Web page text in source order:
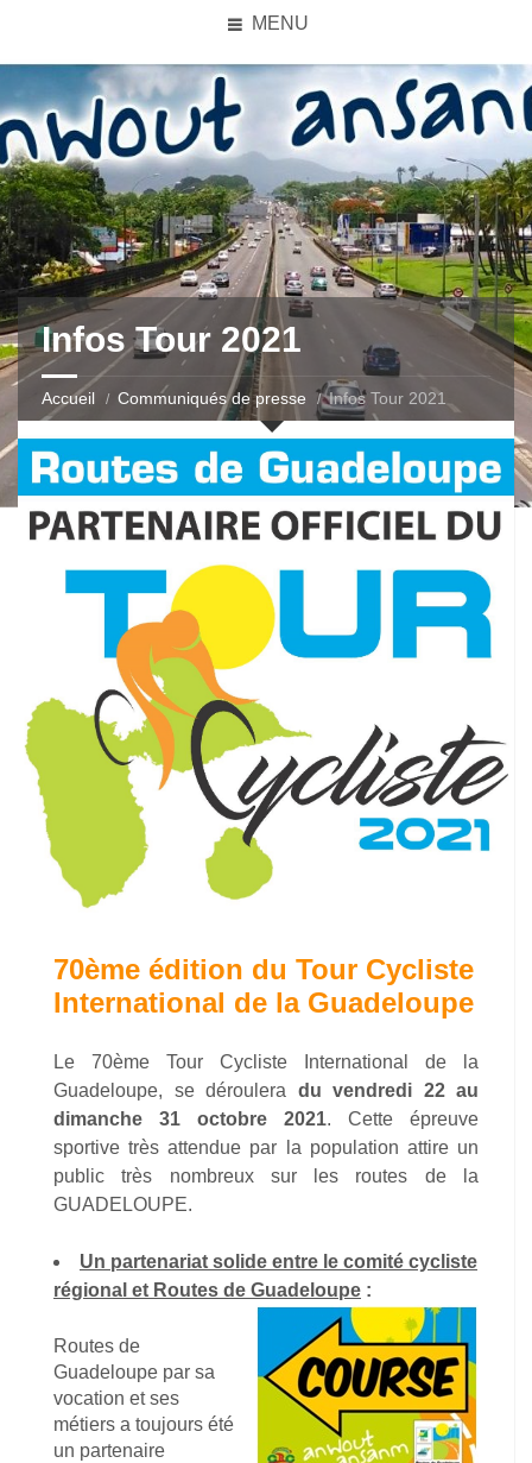
MENU
Infos Tour 2021
Accueil Communiqués de presse Infos Tour 2021
70ème édition du Tour Cycliste
International de la Guadeloupe
Le 70ème Tour Cycliste International de la
Guadeloupe, se déroulera du vendredi 22 au
dimanche 31 octobre 2021. Cette épreuve
sportive très attendue par la population attire un
public très nombreux sur les routes de la
GUADELOUPE.
Un partenariat solide entre le comité cycliste
régional et Routes de Guadeloupe :
Routes de
Guadeloupe par sa
vocation et ses
métiers a toujours été
un partenaire